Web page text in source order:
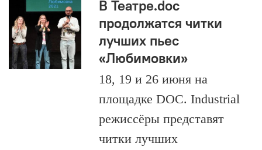
В Театре.doc
продолжатся читки
лучших пьес
«Любимовки»
18, 19 и 26 июня на
площадке DOC. Industrial
режиссёры представят
читки лучших